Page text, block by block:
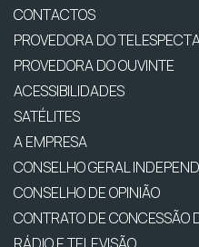
CONTACTOS
PROVEDORA DO
PROVEDORA DO OUVINTE
ACESSIBILIDADES
SATÉLITES
A EMPRESA
CONSELHO GERAL
CONSELHO DE OPINIÃO
CONTRATO DE CONCESSÃO